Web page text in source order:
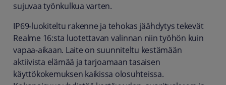
sujuvaa työnkulkua varten.
IP69‑luokiteltu rakenne ja tehokas jäähdytys tekevät
Realme 16:sta luotettavan valinnan niin työhön kuin
vapaa‑aikaan. Laite on suunniteltu kestämään
aktiivista elämää ja tarjoamaan tasaisen
käyttökokemuksen kaikissa olosuhteissa.